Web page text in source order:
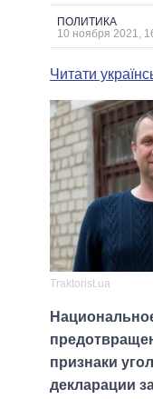
ВСЕ
ПОЛИТИКА
10 ноября 2021,
Читати
Traktorist.ua
признаки
декларации